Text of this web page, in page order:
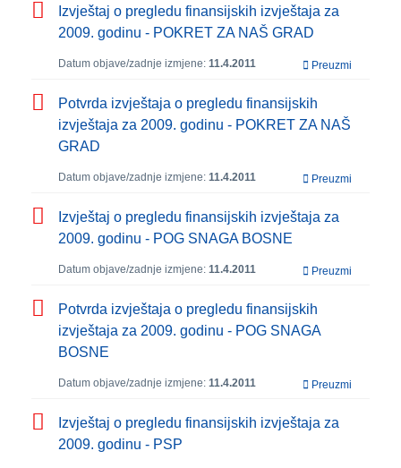
Izvještaj o pregledu finansijskih izvještaja za
2009. godinu - POKRET ZA NAŠ GRAD
Datum objave/zadnje izmjene: 11.4.2011 Preuzmi
Potvrda izvještaja o pregledu finansijskih
izvještaja za 2009. godinu - POKRET ZA NAŠ
GRAD
Datum objave/zadnje izmjene: 11.4.2011 Preuzmi
Izvještaj o pregledu finansijskih izvještaja za
2009. godinu - POG SNAGA BOSNE
Datum objave/zadnje izmjene: 11.4.2011 Preuzmi
Potvrda izvještaja o pregledu finansijskih
izvještaja za 2009. godinu - POG SNAGA
BOSNE
Datum objave/zadnje izmjene: 11.4.2011 Preuzmi
Izvještaj o pregledu finansijskih izvještaja za
2009. godinu - PSP